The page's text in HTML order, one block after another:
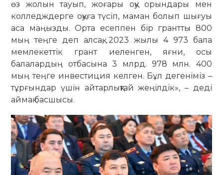
өз жолын тауып, жоғары оқу орындары мен
колледждерге оқуға түсіп, маман болып шығуы
аса маңызды. Орта есеппен бір грантты 800
мың теңге деп алсақ, 2023 жылы 4 973 бала
мемлекеттік грант иеленген, яғни, осы
балалардың отбасына 3 млрд. 978 млн. 400
мың теңге инвестиция келген. Бұл дегеніміз –
тұрғындар үшін айтарлықтай жеңілдік», – деді
аймақ басшысы.